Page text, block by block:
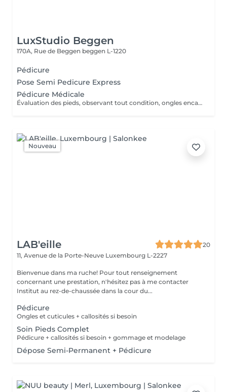
LuxStudio Beggen
170A, Rue de Beggen beggen L-1220
Pédicure
Pose Semi Pedicure Express
Pédicure Médicale
Évaluation des pieds, observant tout condition, ongles encarnes, cour, callosités ! En cas de infections, champignons, micose ou les problèmes cotanés, recomandez une visite chez le podologue si necessaire. Desinfection des Pieds avec solution antiseptique. Retrait du Vernis Précédent avec un dissolvant pour nettoyer complètement les ongles des pieds. Coupez, desencarnes et Modelez les ongles avec une pance et lime, Pousses les Cuticules avec batone pour repousser doucement vers l'arrière et coupez les excès, Coupez avec bisturi les callosites si necessaire Traitement avec une rape pour eliminer les cellules mortes et les callosites, sans besoin d'immersion dans l'eau. Application d'un gommage supplementaire si necessaire. Hydratation Intense avec crème et les cuticules pour maintenir la peau douce, Appliquez une base transparent pour protéger les ongles. Attendez suffisamment de tempos pour sèc
Nouveau
LAB'eille
20
11, Avenue de la Porte-Neuve Luxembourg L-2227
Bienvenue dans ma ruche! Pour tout renseignement
concernant une prestation, n'hésitez pas à me contacter
Institut au rez-de-chaussée dans la cour du...
Pédicure
Ongles et cuticules + callosités si besoin
Soin Pieds Complet
Pédicure + callosités si besoin + gommage et modelage
Dépose Semi-Permanent + Pédicure